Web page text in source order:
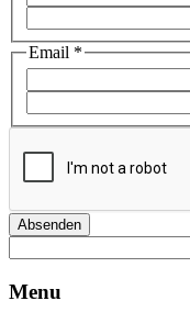
Name
Email
Email *
Absenden
Menu